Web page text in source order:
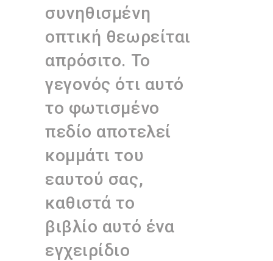
συνηθισμένη
οπτική θεωρείται
απρόσιτο. Το
γεγονός ότι αυτό
το φωτισμένο
πεδίο αποτελεί
κομμάτι του
εαυτού σας,
καθιστά το
βιβλίο αυτό ένα
εγχειρίδιο